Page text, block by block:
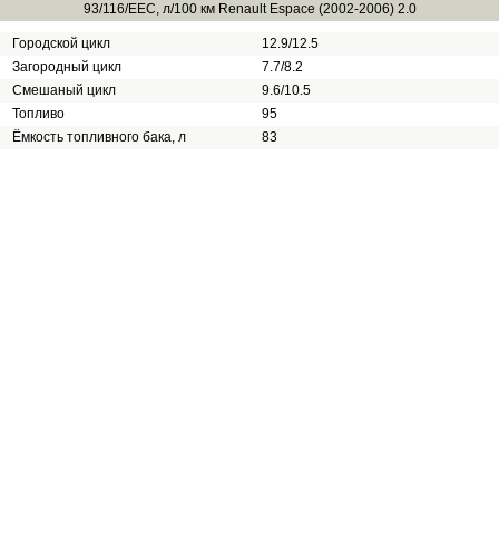
93/116/EEC, л/100 км Renault Espace (2002-2006) 2.0
Городской цикл
12.9/12.5
Загородный цикл
7.7/8.2
Смешаный цикл
9.6/10.5
Топливо
95
Ёмкость топливного бака, л
83